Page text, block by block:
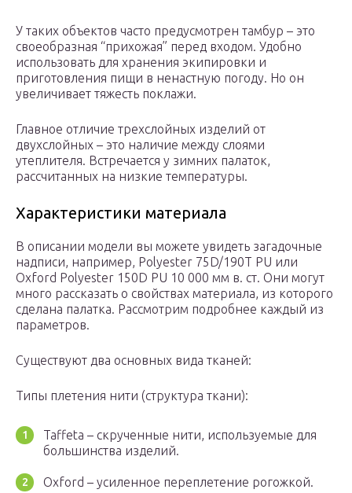
У таких объектов часто предусмотрен тамбур – это
своеобразная “прихожая” перед входом. Удобно
использовать для хранения экипировки и
приготовления пищи в ненастную погоду. Но он
увеличивает тяжесть поклажи.
Главное отличие трехслойных изделий от
двухслойных – это наличие между слоями
утеплителя. Встречается у зимних палаток,
рассчитанных на низкие температуры.
Характеристики материала
В описании модели вы можете увидеть загадочные
надписи, например, Polyester 75D/190T PU или
Oxford Polyester 150D PU 10 000 мм в. ст. Они могут
много рассказать о свойствах материала, из которого
сделана палатка. Рассмотрим подробнее каждый из
параметров.
Существуют два основных вида тканей:
Типы плетения нити (структура ткани):
Taffeta – скрученные нити, используемые для
большинства изделий.
Oxford – усиленное переплетение рогожкой.